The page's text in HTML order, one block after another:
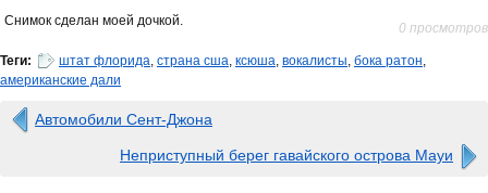
Снимок сделан моей дочкой. 0 просмотров
Теги: штат флорида, страна сша, ксюша, вокалисты, бока ратон,
американские дали
Автомобили Сент-Джона
Неприступный берег гавайского острова Мауи